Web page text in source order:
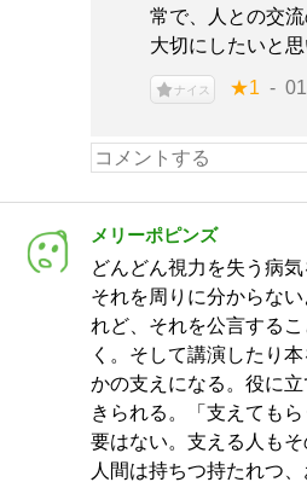
常で、人との交
大切にしたいと思
ナイス ★1
メリーポピンズ
どんどん視力を失う病
それを周りに分からな
れど、それを公言する
く。そして講演したり
かの支えになる。役に
きられる。「支えても
要はない。支える人もそ
人間は持ちつ持たれつ